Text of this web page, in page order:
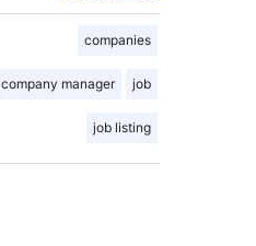
companies
company manager job
job listing